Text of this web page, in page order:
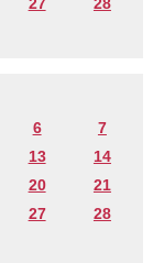
6
7
13
14
20
21
27
28